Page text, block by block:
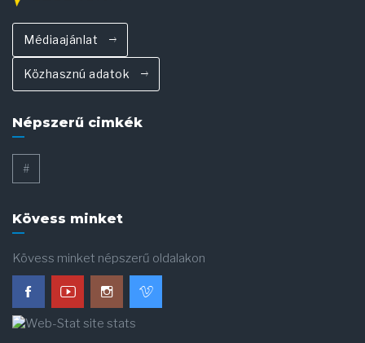
Médiaajánlat
Közhasznú adatok
Népszerű cimkék
#
Kövess minket
Kövess minket népszerű oldalakon